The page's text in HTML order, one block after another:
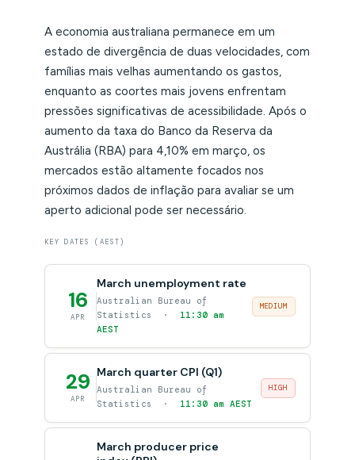
A economia australiana permanece em um
estado de divergência de duas velocidades, com
famílias mais velhas aumentando os gastos,
enquanto as coortes mais jovens enfrentam
pressões significativas de acessibilidade. Após o
aumento da taxa do Banco da Reserva da
Austrália (RBA) para 4,10% em março, os
mercados estão altamente focados nos
próximos dados de inflação para avaliar se um
aperto adicional pode ser necessário.
KEY DATES (AEST)
16
APR
March unemployment rate
Australian Bureau of
Statistics · 11:30 am
AEST
MEDIUM
29
APR
March quarter CPI (Q1)
Australian Bureau of
Statistics · 11:30 am AEST
HIGH
March producer price